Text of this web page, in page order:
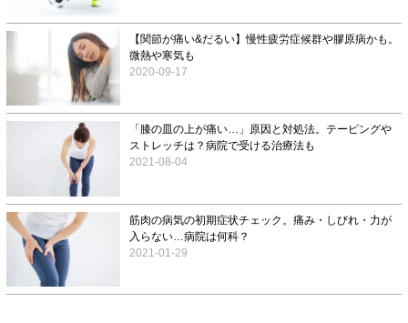
【関節が痛い&だるい】慢性疲労症候群や膠原病かも。
微熱や寒気も
2020-09-17
「膝の皿の上が痛い…」原因と対処法。テーピングや
ストレッチは？病院で受ける治療法も
2021-08-04
筋肉の病気の初期症状チェック。痛み・しびれ・力が
入らない…病院は何科？
2021-01-29